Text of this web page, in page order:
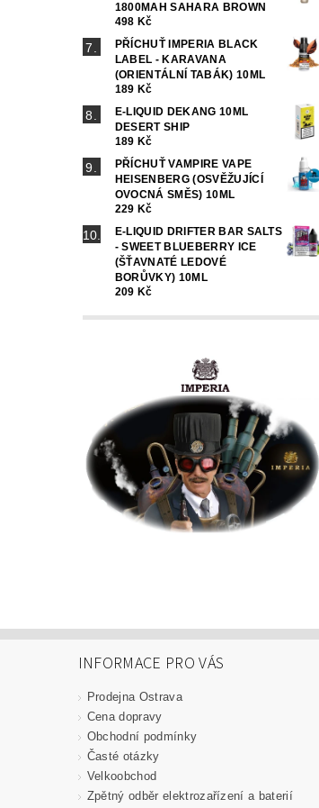
1800MAH SAHARA BROWN
498 Kč
PŘÍCHUŤ IMPERIA BLACK
LABEL - KARAVANA
(ORIENTÁLNÍ TABÁK) 10ML
189 Kč
E-LIQUID DEKANG 10ML
DESERT SHIP
189 Kč
PŘÍCHUŤ VAMPIRE VAPE
HEISENBERG (OSVĚŽUJÍCÍ
OVOCNÁ SMĚS) 10ML
229 Kč
E-LIQUID DRIFTER BAR SALTS
- SWEET BLUEBERRY ICE
(ŠŤAVNATÉ LEDOVÉ
BORŮVKY) 10ML
209 Kč
INFORMACE PRO VÁS
Prodejna Ostrava
Cena dopravy
Obchodní podmínky
Časté otázky
Velkoobchod
Zpětný odběr elektrozařízení a baterií